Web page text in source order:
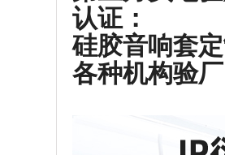
认证：
硅胶音响套
各种机构验